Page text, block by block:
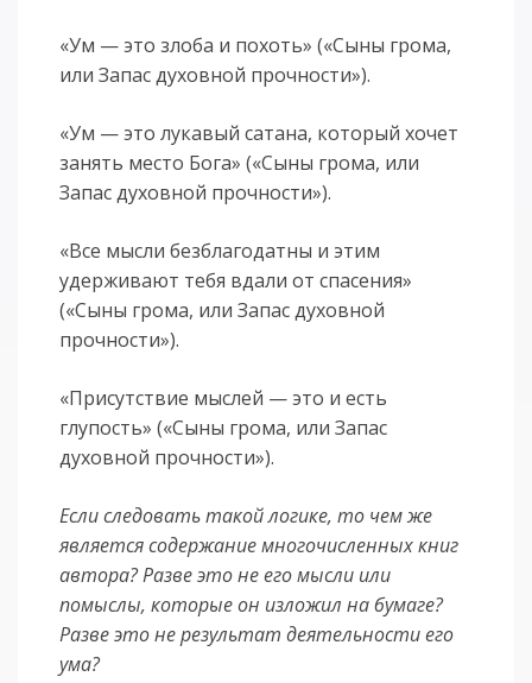
«Ум — это злоба и похоть» («Сыны грома,
или Запас духовной прочности»).
«Ум — это лукавый сатана, который хочет
занять место Бога» («Сыны грома, или
Запас духовной прочности»).
«Все мысли безблагодатны и этим
удерживают тебя вдали от спасения»
(«Сыны грома, или Запас духовной
прочности»).
«Присутствие мыслей — это и есть
глупость» («Сыны грома, или Запас
духовной прочности»).
Если следовать такой логике, то чем же
является содержание многочисленных книг
автора? Разве это не его мысли или
помыслы, которые он изложил на бумаге?
Разве это не результат деятельности его
ума?